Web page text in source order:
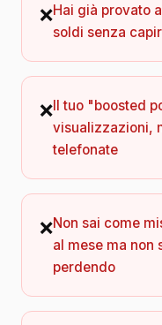
❌Hai già provato
soldi senza
❌Il tuo "boosted
visualizzazioni,
telefonate
❌Non sai come
al mese ma non
perdendo